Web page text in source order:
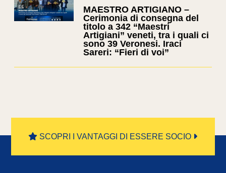
MAESTRO ARTIGIANO –
Cerimonia di consegna del
titolo a 342 “Maestri
Artigiani” veneti, tra i quali ci
sono 39 Veronesi. Iraci
Sareri: “Fieri di voi”
SCOPRI I VANTAGGI DI ESSERE SOCIO